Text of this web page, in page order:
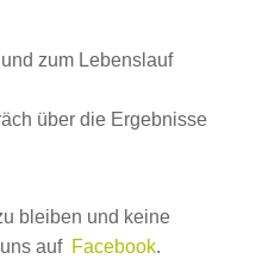
zum Lebenslauf
über die Ergebnisse
bleiben und keine
auf Facebook.